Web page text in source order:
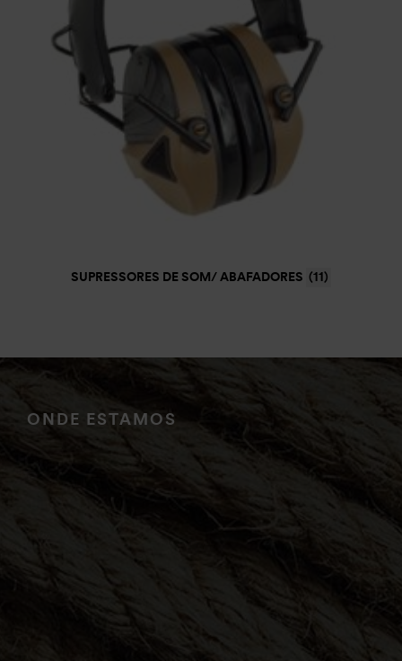
SUPRESSORES DE SOM/ ABAFADORES (11)
ONDE ESTAMOS